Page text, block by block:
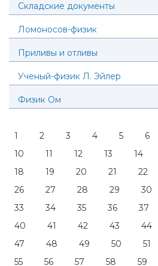
Складские документы
Ломоносов-физик
Приливы и отливы
Ученый-физик Л. Эйлер
Физик Ом
1 2 3 4 5 6
10
11 12 13 14
18
19 20 21 22
26
27 28 29 30
33
34 35 36 37
40
41 42 43 44
47
48 49 50 51
55
56 57 58 59